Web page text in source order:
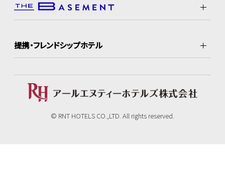
提携・フレンドシップホテル
© RNT HOTELS CO.,LTD. All rights reserved.